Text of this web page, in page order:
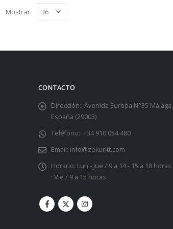
Mostrar:
CONTACTO
Dirección:: Avenida Europa N°35 Málaga,
España (29003)
Teléfono:: +34 910 054 480
Email: info@zekuritt.com
Horario: Lun - Jue / 9 a 14 - 15 a 18 horas
· Vie / 9 a 15 horas